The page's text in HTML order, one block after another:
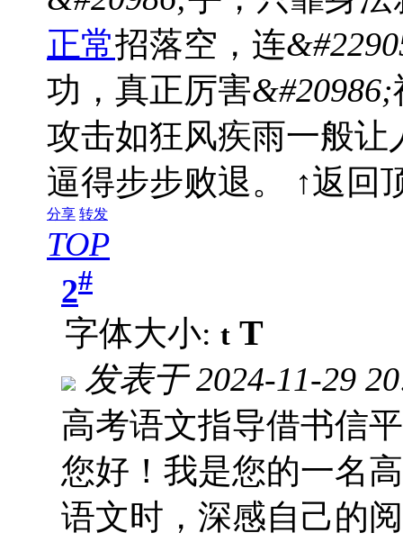
正常招落空，连
功，真正厉害&#20986;
攻击如狂风疾雨一般
逼得步步败退。 ↑返回
分享 转发
TOP
2#
字体大小: t T
发表于2024-11-29
高考语文指导借书信
您好！我是您的一名
语文时，深感自己的